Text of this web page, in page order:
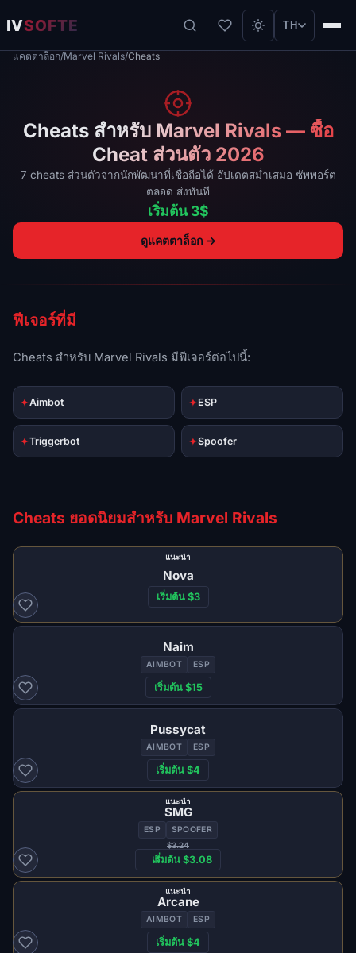
IVSOFTE TH
แคตตาล็อก/Marvel Rivals/Cheats
Cheats สำหรับ Marvel Rivals — ซื้อ
Cheat ส่วนตัว 2026
7 cheats ส่วนตัวจากนักพัฒนาที่เชื่อถือได้ อัปเดตสม่ำเสมอ ซัพพอร์ต
ตลอด ส่งทันที
เริ่มต้น 3$
ดูแคตตาล็อก →
ฟีเจอร์ที่มี
Cheats สำหรับ Marvel Rivals มีฟีเจอร์ต่อไปนี้:
✦Aimbot ✦ESP
✦Triggerbot ✦Spoofer
Cheats ยอดนิยมสำหรับ Marvel Rivals
แนะนำ
Nova
เริ่มต้น $3
Naim
AIMBOT ESP
เริ่มต้น $15
Pussycat
AIMBOT ESP
เริ่มต้น $4
แนะนำ
SMG
ESP SPOOFER
$3.24
เริ่มต้น $3.08
แนะนำ
Arcane
AIMBOT ESP
เริ่มต้น $4